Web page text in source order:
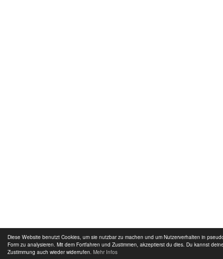
Diese Website benutzt Cookies, um sie nutzbar zu machen und um Nutzerverhalten in
Form zu analysieren. Mit dem Fortfahren und Zustimmen, akzeptierst du dies. Du kannst
Zustimmung auch wieder widerrufen. Mehr Infos